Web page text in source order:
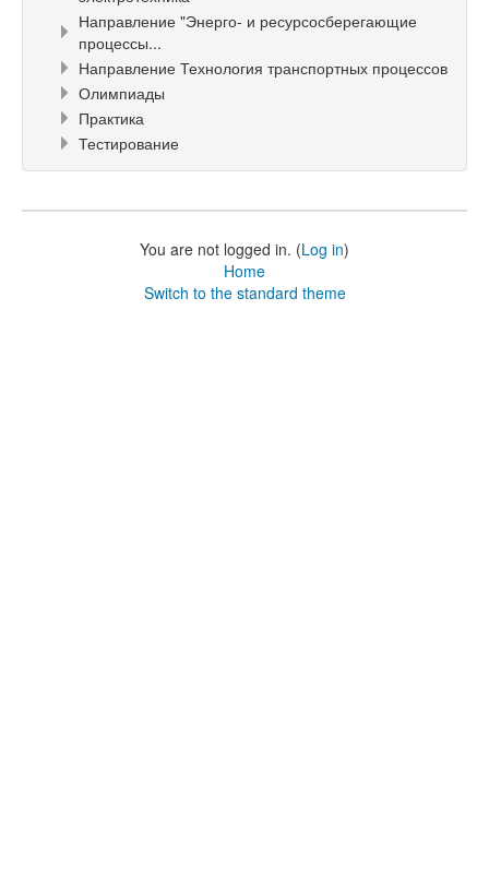
Направление "Энерго- и ресурсосберегающие
процессы...
Направление Технология транспортных процессов
Олимпиады
Практика
Тестирование
You are not logged in. (Log in)
Home
Switch to the standard theme